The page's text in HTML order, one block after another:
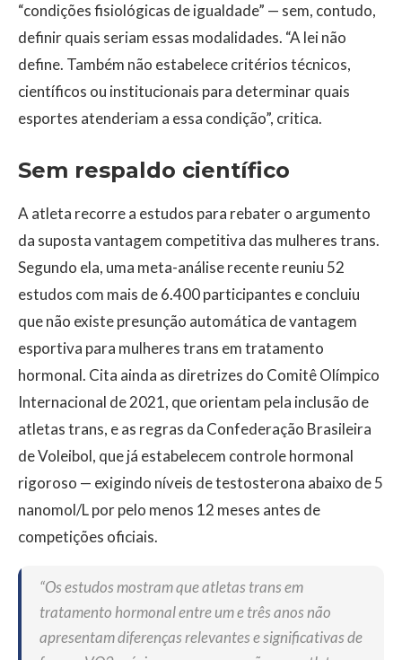
“condições fisiológicas de igualdade” — sem, contudo,
definir quais seriam essas modalidades. “A lei não
define. Também não estabelece critérios técnicos,
científicos ou institucionais para determinar quais
esportes atenderiam a essa condição”, critica.
Sem respaldo científico
A atleta recorre a estudos para rebater o argumento
da suposta vantagem competitiva das mulheres trans.
Segundo ela, uma meta-análise recente reuniu 52
estudos com mais de 6.400 participantes e concluiu
que não existe presunção automática de vantagem
esportiva para mulheres trans em tratamento
hormonal. Cita ainda as diretrizes do Comitê Olímpico
Internacional de 2021, que orientam pela inclusão de
atletas trans, e as regras da Confederação Brasileira
de Voleibol, que já estabelecem controle hormonal
rigoroso — exigindo níveis de testosterona abaixo de 5
nanomol/L por pelo menos 12 meses antes de
competições oficiais.
“Os estudos mostram que atletas trans em
tratamento hormonal entre um e três anos não
apresentam diferenças relevantes e significativas de